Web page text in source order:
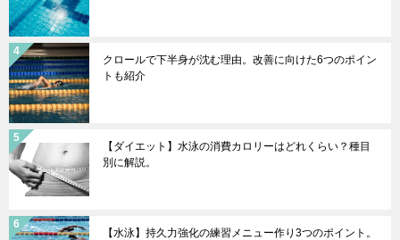
クロールで下半身が沈む理由。改善に向けた6つのポイン
トも紹介
【ダイエット】水泳の消費カロリーはどれくらい？種目
別に解説。
【水泳】持久力強化の練習メニュー作り3つのポイント。